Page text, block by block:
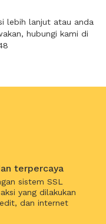
lebih lanjut atau anda
hubungi kami di
terpercaya
sistem SSL
yang dilakukan
dan internet